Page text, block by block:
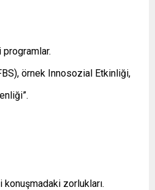
örnek Innosozial Etkinliği,
zorlukları.